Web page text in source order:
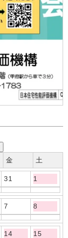
金 土
31 1
7 8
14 15